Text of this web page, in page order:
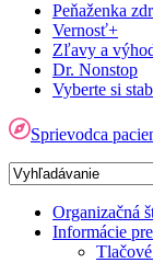
Peňaženka
Vernosť+
Zľavy a
Dr. Nonstop
Vyberte si
Sprievodca
Organizačná
Informácie